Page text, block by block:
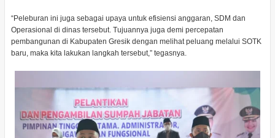
“Peleburan ini juga sebagai upaya untuk efisiensi anggaran, SDM dan
Operasional di dinas tersebut. Tujuannya juga demi percepatan
pembangunan di Kabupaten Gresik dengan melihat peluang melalui SOTK
baru, maka kita lakukan langkah tersebut,” tegasnya.